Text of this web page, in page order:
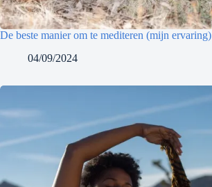
De beste manier om te mediteren (mijn ervaring)
04/09/2024